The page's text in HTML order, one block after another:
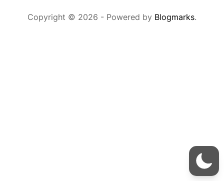
Copyright © 2026 - Powered by Blogmarks.